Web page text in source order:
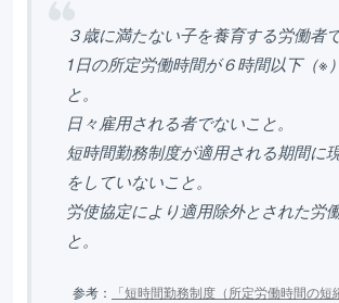
３歳に満たない子を養育する労働者
1日の所定労働時間が６時間以下（※
と。
日々雇用される者でないこと。
短時間勤務制度が適用される期間に
をしていないこと。
労使協定により適用除外とされた労
と。
参考：
「短時間勤務制度（所定労働時間の短